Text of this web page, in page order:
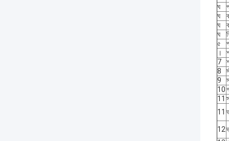
ঘ
ঘ
ঘ
ঘ
৫
।
7
8
9
10
11
11
12